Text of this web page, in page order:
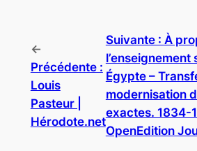
←
Précédente :
Louis
Pasteur |
Hérodote.net
Suivante : À
Égypte –
modernisation
exactes. 1834-
OpenEdition